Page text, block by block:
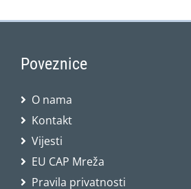
Poveznice
O nama
Kontakt
Vijesti
EU CAP Mreža
Pravila privatnosti